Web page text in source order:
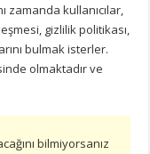
zamanda kullanıcılar,
gizlilik politikası,
bulmak isterler.
olmaktadır ve
bilmiyorsanız